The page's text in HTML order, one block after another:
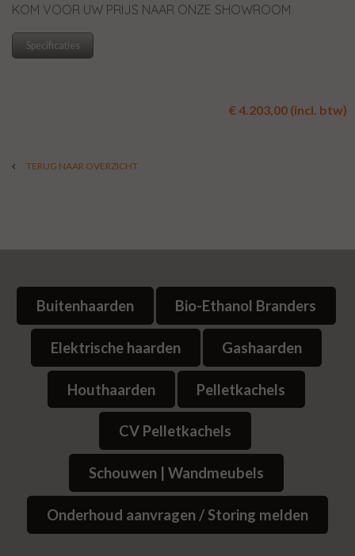
KOM VOOR UW PRIJS NAAR ONZE SHOWROOM
Specificaties
€ 4.203,00 (incl. btw)
TERUG NAAR OVERZICHT
Buitenhaarden Bio-Ethanol Branders
Elektrische haarden Gashaarden
Houthaarden Pelletkachels
CV Pelletkachels
Schouwen | Wandmeubels
Onderhoud aanvragen / Storing melden